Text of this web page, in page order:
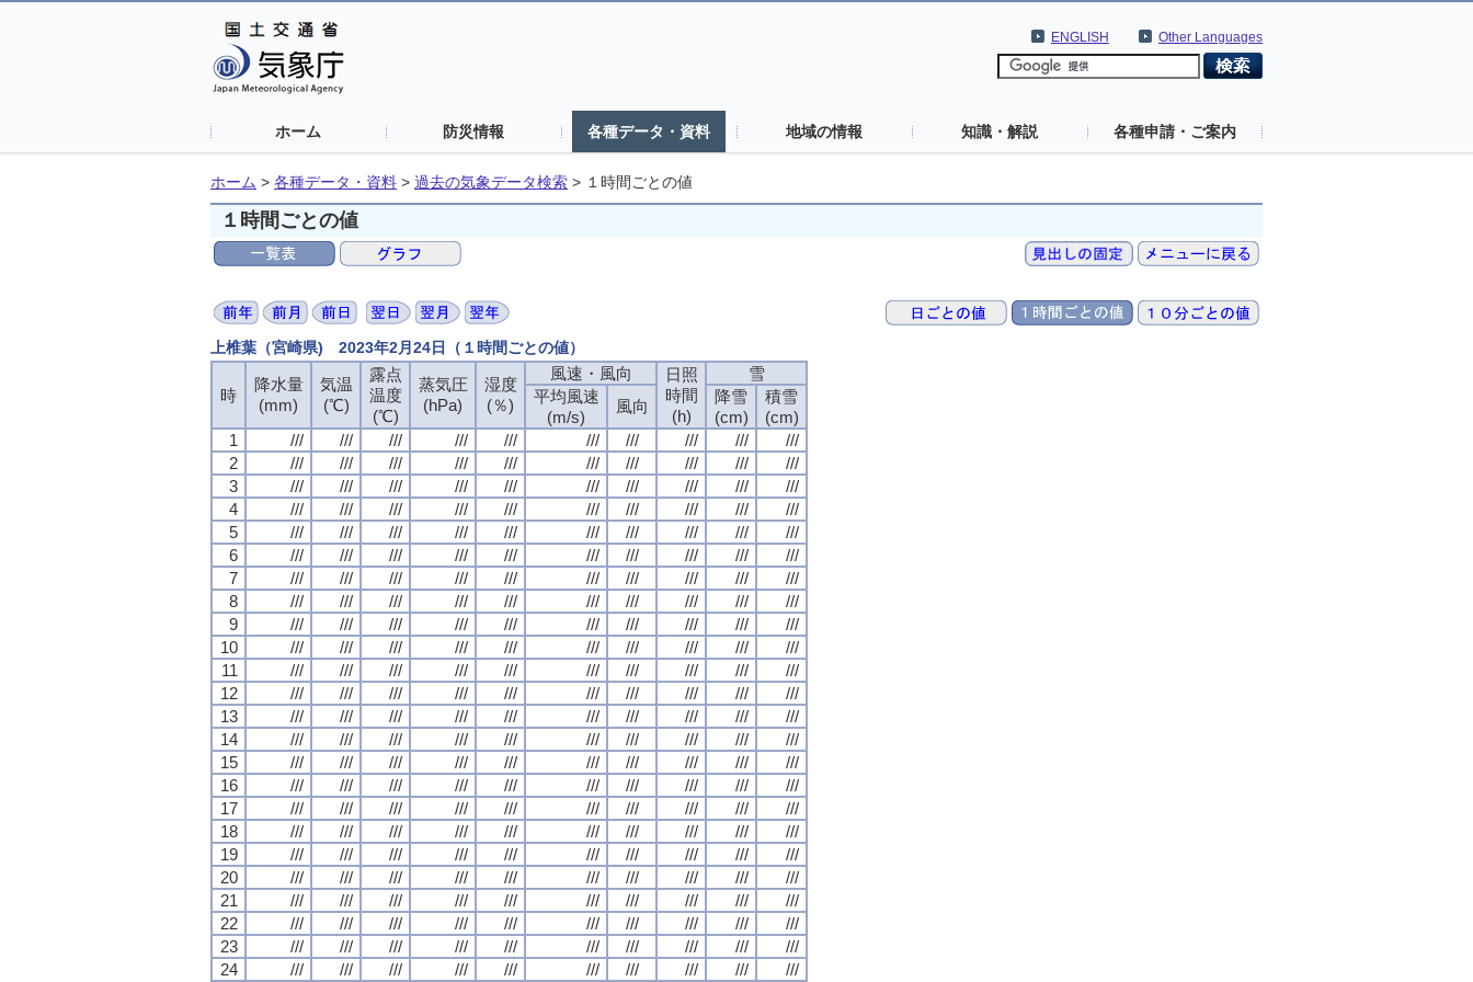
Other Languages
ENGLISH
ホーム 防災情報 各種データ・資料 地域の情報 知識・解説 各種申請・ご案内
ホーム > 各種データ・資料 > 過去の気象データ検索 > １時間ごとの値
１時間ごとの値
上椎葉（宮崎県) 2023年2月24日（１時間ごとの値）
時
降水量
(mm)
気温
(℃)
露点
温度
(℃)
蒸気圧
(hPa)
湿度
(％)
風速・風向
日照
時間
(h)
雪
平均風速
(m/s)
風向
降雪
(cm)
積雪
(cm)
1
/// /// /// /// /// /// /// /// ///
///
2
/// /// /// /// /// /// /// /// ///
///
3
/// /// /// /// /// /// /// /// ///
///
4
/// /// /// /// /// /// /// /// ///
///
5
/// /// /// /// /// /// /// /// ///
///
6
/// /// /// /// /// /// /// /// ///
///
7
/// /// /// /// /// /// /// /// ///
///
8
/// /// /// /// /// /// /// /// ///
///
9
/// /// /// /// /// /// /// /// ///
///
10
/// /// /// /// /// /// /// /// ///
///
11
/// /// /// /// /// /// /// /// ///
///
12
/// /// /// /// /// /// /// /// ///
///
13
/// /// /// /// /// /// /// /// ///
///
14
/// /// /// /// /// /// /// /// ///
///
15
/// /// /// /// /// /// /// /// ///
///
16
/// /// /// /// /// /// /// /// ///
///
17
/// /// /// /// /// /// /// /// ///
///
18
/// /// /// /// /// /// /// /// ///
///
19
/// /// /// /// /// /// /// /// ///
///
20
/// /// /// /// /// /// /// /// ///
///
21
/// /// /// /// /// /// /// /// ///
///
22
/// /// /// /// /// /// /// /// ///
///
23
/// /// /// /// /// /// /// /// ///
///
24
/// /// /// /// /// /// /// /// /// ///